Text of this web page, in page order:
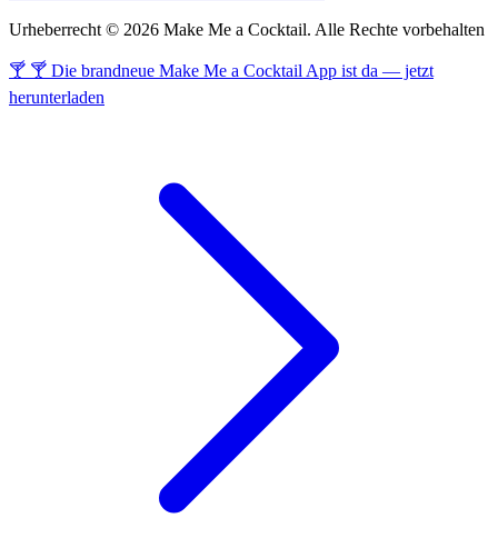
Urheberrecht © 2026 Make Me a Cocktail. Alle Rechte vorbehalten
🍸 🍸 Die brandneue Make Me a Cocktail App ist da — jetzt
herunterladen